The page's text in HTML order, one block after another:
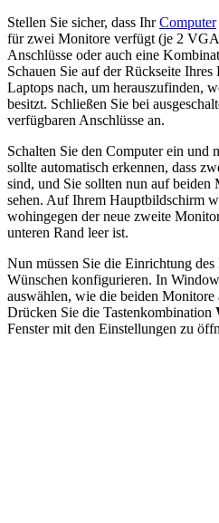
Stellen Sie sicher, dass IhrComputer
für zwei Monitore verfügt (je 2
Anschlüsse oder auch eine
Schauen Sie auf der Rückseite Ihres
Laptops nach, um herauszufinden,
besitzt. Schließen Sie bei
verfügbaren Anschlüsse an.
Schalten Sie den Computer ein und
sollte automatisch erkennen, dass
sind, und Sie sollten nun auf beiden
sehen. Auf Ihrem Hauptbildschirm
wohingegen der neue zweite
unteren Rand leer ist.
Nun müssen Sie die Einrichtung
Wünschen konfigurieren. In
auswählen, wie die beiden Monitore
Drücken Sie die Tastenkombination
Fenster mit den Einstellungen zu